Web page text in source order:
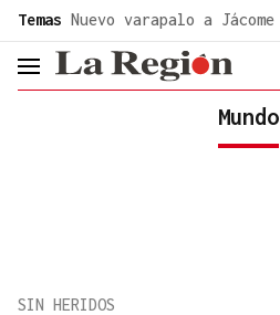
Temas Nuevo varapalo a Jácome
header.menu.open
Mundo
SIN HERIDOS